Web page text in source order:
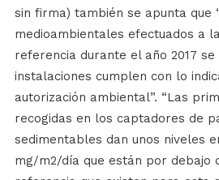
sin firma) también se apunta que
medioambientales efectuados a
referencia durante el año 2017
instalaciones cumplen con lo
autorización ambiental”. “Las
recogidas en los captadores de
sedimentables dan unos niveles
mg/m2/día que están por debajo